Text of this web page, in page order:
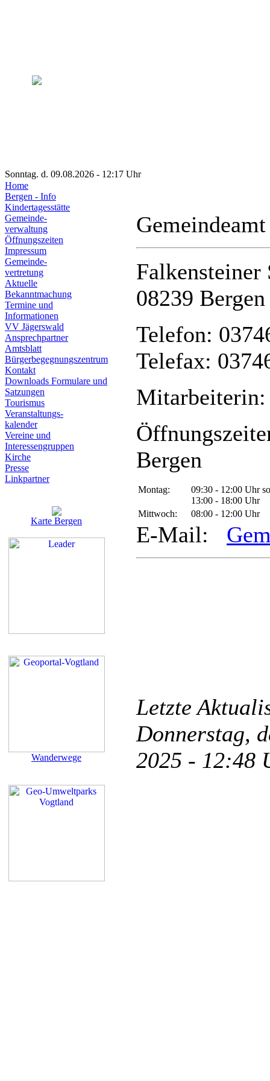
Sonntag. d. 09.08.2026 - 12:17 Uhr
Home
Bergen - Info
Kindertagesstätte
Gemeinde-
verwaltung
Öffnungszeiten
Impressum
Gemeinde-
vertretung
Aktuelle
Bekanntmachung
Termine und
Informationen
VV Jägerswald
Ansprechpartner
Amtsblatt
Bürgerbegegnungszentrum
Kontakt
Downloads Formulare und
Satzungen
Tourismus
Veranstaltungs-
kalender
Vereine und
Interessen­gruppen
Kirche
Presse
Linkpartner
Karte Bergen
Wanderwege
Falkensteiner
08239 Bergen
Telefon:
Telefax:
Mitarbeiterin:
Bergen
Montag:
09:30 - 12:00 Uhr
13:00 - 18:00 Uhr
Mittwoch:
08:00 - 12:00 Uhr
E-Mail:
Letzte
Donnerstag,
2025 -